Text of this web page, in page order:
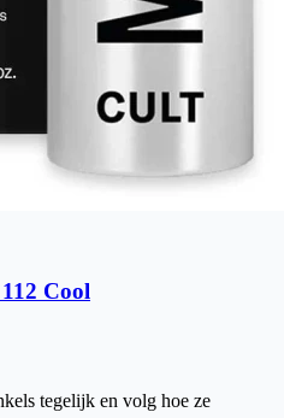
Cool
tegelijk en volg hoe ze